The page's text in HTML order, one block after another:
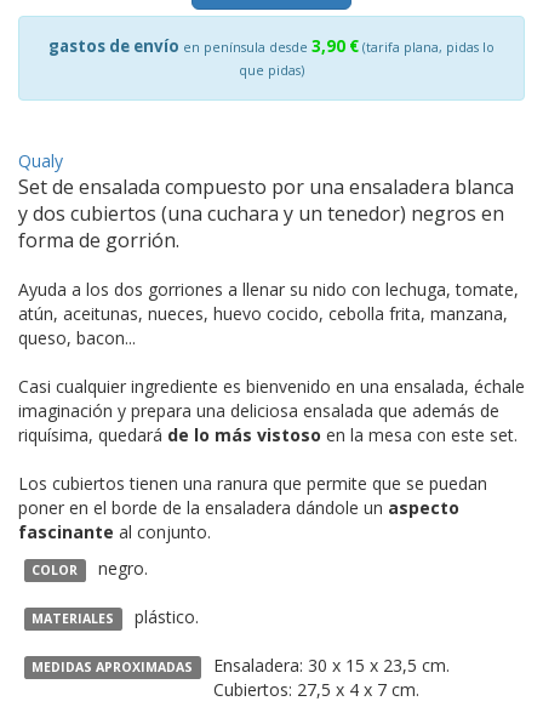
gastos de envío en península desde 3,90 € (tarifa plana, pidas lo
que pidas)
Qualy
Set de ensalada compuesto por una ensaladera blanca
y dos cubiertos (una cuchara y un tenedor) negros en
forma de gorrión.
Ayuda a los dos gorriones a llenar su nido con lechuga, tomate,
atún, aceitunas, nueces, huevo cocido, cebolla frita, manzana,
queso, bacon...
Casi cualquier ingrediente es bienvenido en una ensalada, échale
imaginación y prepara una deliciosa ensalada que además de
riquísima, quedará de lo más vistoso en la mesa con este set.
Los cubiertos tienen una ranura que permite que se puedan
poner en el borde de la ensaladera dándole un aspecto
fascinante al conjunto.
COLOR negro.
MATERIALES plástico.
MEDIDAS APROXIMADAS
Ensaladera: 30 x 15 x 23,5 cm.
Cubiertos: 27,5 x 4 x 7 cm.